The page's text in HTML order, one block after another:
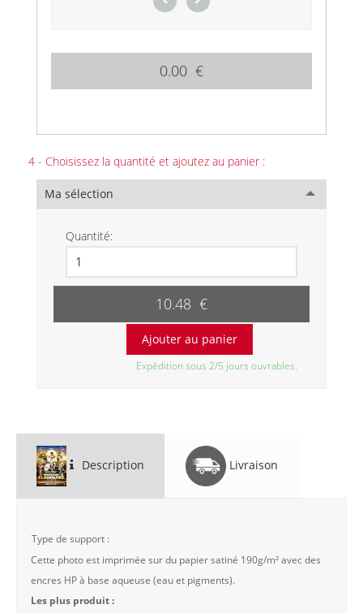
0.00 €
4 - Choisissez la quantité et ajoutez au panier :
Ma sélection
Quantité:
10.48 €
Expédition sous 2/5 jours ouvrables.
Description Livraison
Type de support :
Cette photo est imprimée sur du papier satiné 190g/m² avec des
encres HP à base aqueuse (eau et pigments).
Les plus produit :